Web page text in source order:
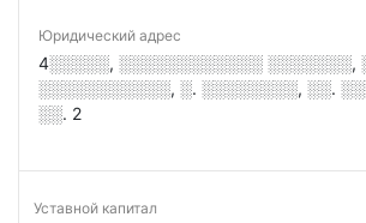
Юридический адрес
4░░░░░, ░░░░░░░░░░░░ ░░░░░░░,
░░░░░░░░░░░, ░. ░░░░░░░░, ░░.
░░. 2
Уставной капитал